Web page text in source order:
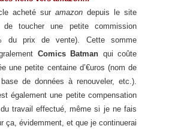
acheté sur amazon depuis le site
toucher une petite commission
du prix de vente). Cette somme
Comics Batman qui coûte
une petite centaine d’€uros (nom de
de données à renouveler, etc.).
également une petite compensation
travail effectué, même si je ne fais
ça, évidemment, et que je continuerai